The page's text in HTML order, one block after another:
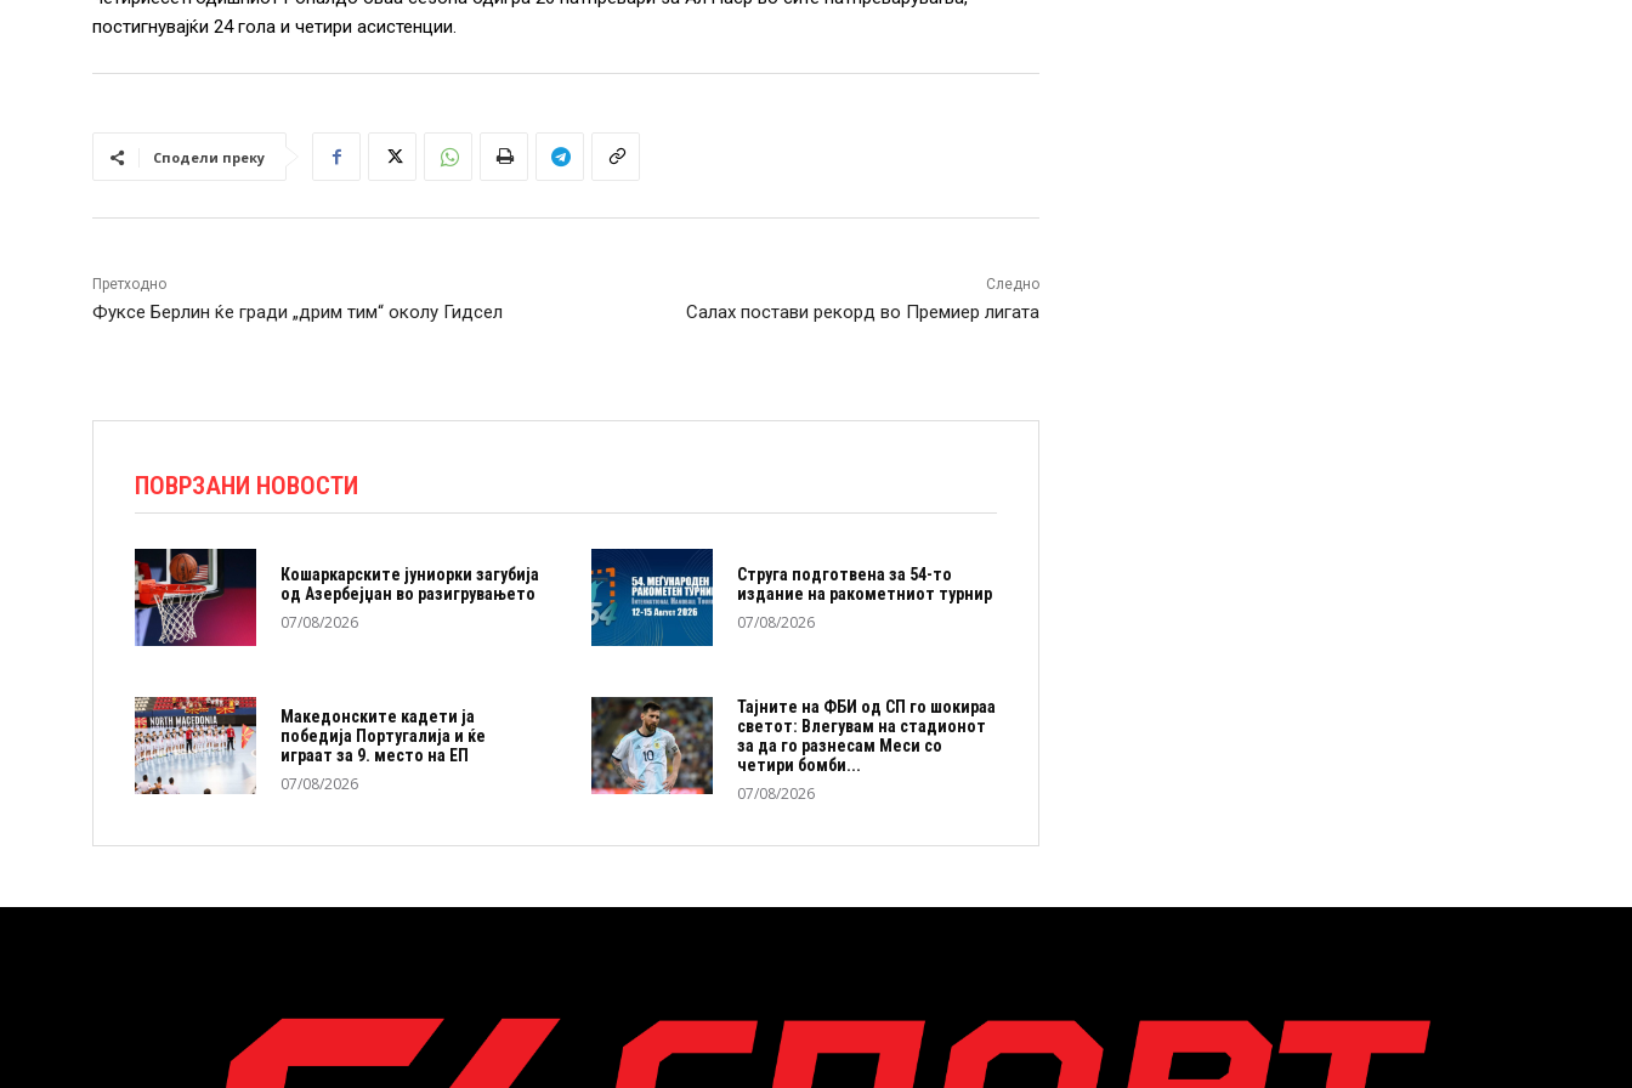
постигнувајќи 24 гола и четири асистенции.
Сподели преку
Претходно
Фуксе Берлин ќе гради „дрим тим“ околу Гидсел
Следно
Салах постави рекорд во Премиер лигата
ПОВРЗАНИ НОВОСТИ
Кошаркарските јуниорки загубија
од Азербејџан во разигрувањето
07/08/2026
Струга подготвена за 54-то
издание на ракометниот турнир
07/08/2026
Македонските кадети ја
победија Португалија и ќе
играат за 9. место на ЕП
07/08/2026
Тајните на ФБИ од СП го шокираа
светот: Влегувам на стадионот
за да го разнесам Меси со
четири бомби...
07/08/2026